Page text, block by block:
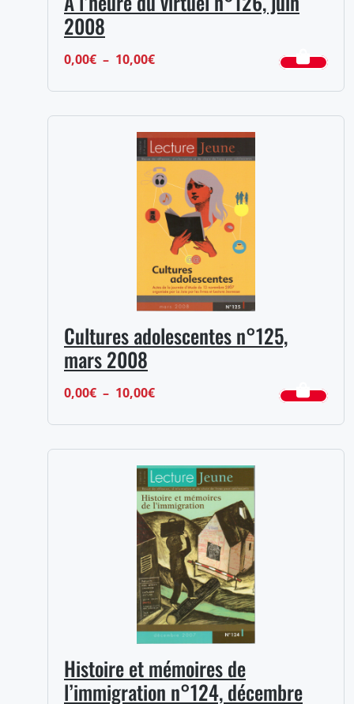
2008
0,00€ – 10,00€Plage
0,00€
à
10,00€
Cultures adolescentes n°125,
mars 2008
0,00€ – 10,00€Plage
0,00€
à
10,00€
Histoire et mémoires de
l’immigration n°124, décembre